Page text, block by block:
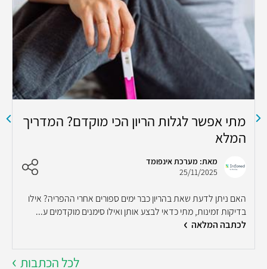
מתי אפשר לגלות הריון הכי מוקדם? המדריך
המלא
מאת: מערכת אינפומד
25/11/2025
האם ניתן לדעת שאת בהריון כבר ימים ספורים אחרי ההפריה? אילו
בדיקות זמינות, מתי כדאי לבצע אותן ואילו סימנים מוקדמים ע...
לכתבה המלאה
לכל הכתבות